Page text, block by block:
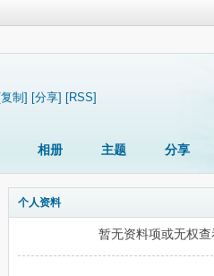
[复制] [分享] [RSS]
相册 主题 分享
个人资料
暂无资料项或无权查